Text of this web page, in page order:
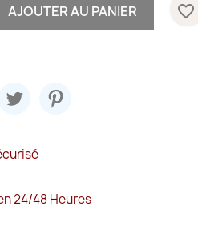
AJOUTER AU PANIER favorite_border
24/48 Heures